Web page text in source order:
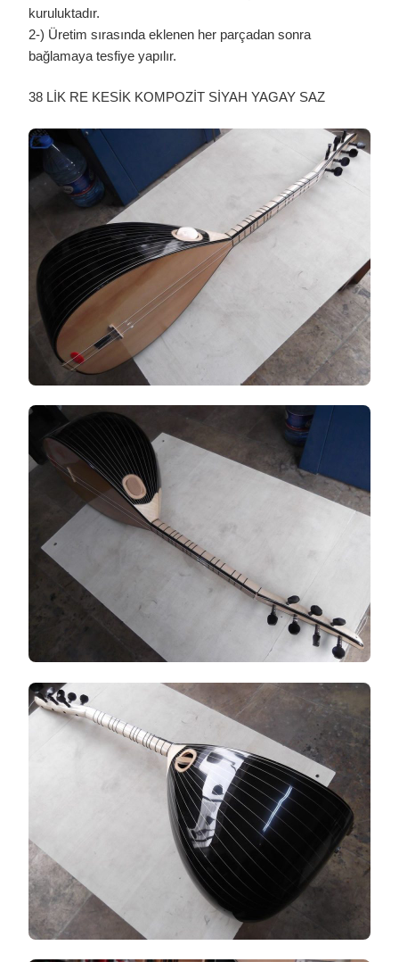
kuruluktadır.
2-) Üretim sırasında eklenen her parçadan sonra
bağlamaya tesfiye yapılır.
38 LİK RE KESİK KOMPOZİT SİYAH YAGAY SAZ